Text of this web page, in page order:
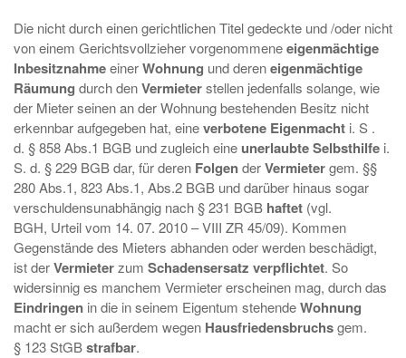
Die nicht durch einen gerichtlichen Titel gedeckte und /oder nicht
von einem Gerichtsvollzieher vorgenommeneeigenmächtige
InbesitznahmeeinerWohnung und dereneigenmächtige
Räumung durch denVermieterstellen jedenfalls solange, wie
der Mieter seinen an der Wohnung bestehenden Besitz nicht
erkennbar aufgegeben hat, eineverbotene Eigenmacht i. S .
d. § 858 Abs.1 BGB und zugleich eine unerlaubte Selbsthilfe i.
S. d. § 229 BGB dar, für deren FolgenderVermietergem. §§
280 Abs.1, 823 Abs.1, Abs.2 BGB und darüber hinaus sogar
verschuldensunabhängig nach § 231 BGB haftet (vgl.
BGH, Urteil vom 14. 07. 2010 – VIII ZR 45/09). Kommen
Gegenstände des Mieters abhanden oder werden beschädigt,
ist derVermieterzum Schadensersatz verpflichtet. So
widersinnig es manchem Vermieter erscheinen mag, durch das
Eindringen in die in seinem Eigentum stehendeWohnung
macht er sich außerdem wegen Hausfriedensbruchsgem.
§ 123 StGBstrafbar.